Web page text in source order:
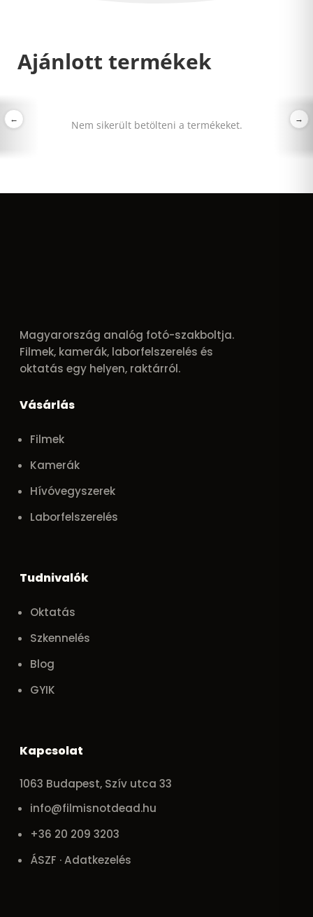
Ajánlott termékek
← →
Nem sikerült betölteni a termékeket.
Magyarország analóg fotó-szakboltja.
Filmek, kamerák, laborfelszerelés és
oktatás egy helyen, raktárról.
Vásárlás
Filmek
Kamerák
Hívóvegyszerek
Laborfelszerelés
Tudnivalók
Oktatás
Szkennelés
Blog
GYIK
Kapcsolat
1063 Budapest, Szív utca 33
info@filmisnotdead.hu
+36 20 209 3203
ÁSZF · Adatkezelés